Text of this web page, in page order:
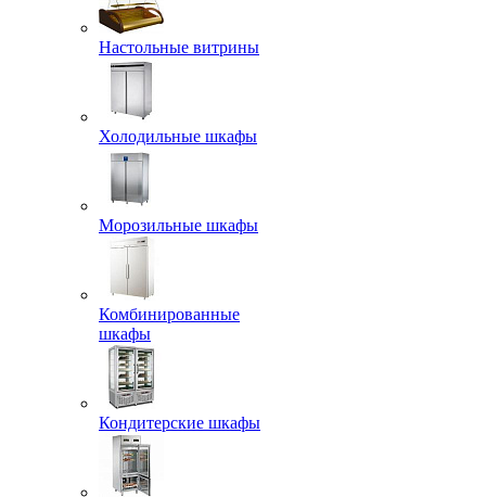
Настольные витрины
Холодильные шкафы
Морозильные шкафы
Комбинированные
шкафы
Кондитерские шкафы